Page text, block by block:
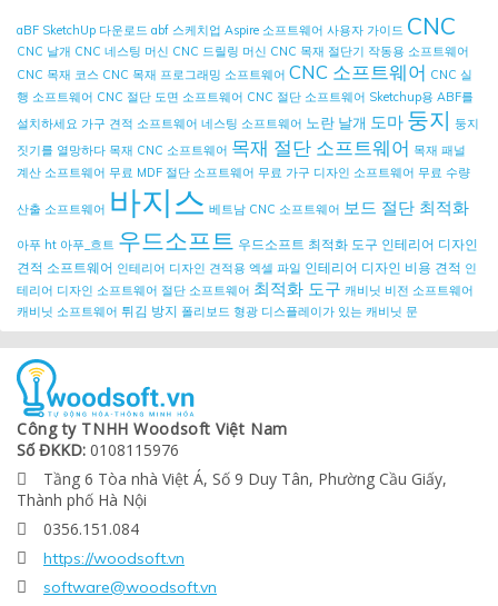
aBF SketchUp 다운로드 abf 스케치업 Aspire 소프트웨어 사용자 가이드 CNC
CNC 날개 CNC 네스팅 머신 CNC 드릴링 머신 CNC 목재 절단기 작동용 소프트웨어
CNC 목재 코스 CNC 목재 프로그래밍 소프트웨어 CNC 소프트웨어 CNC 실
행 소프트웨어 CNC 절단 도면 소프트웨어 CNC 절단 소프트웨어 Sketchup용 ABF를
설치하세요 가구 견적 소프트웨어 네스팅 소프트웨어 노란 날개 도마 둥지 둥지
짓기를 열망하다 목재 CNC 소프트웨어 목재 절단 소프트웨어 목재 패널
계산 소프트웨어 무료 MDF 절단 소프트웨어 무료 가구 디자인 소프트웨어 무료 수량
산출 소프트웨어 바지스 베트남 CNC 소프트웨어 보드 절단 최적화
아푸 ht 아푸_흐트 우드소프트 우드소프트 최적화 도구 인테리어 디자인
견적 소프트웨어 인테리어 디자인 견적용 엑셀 파일 인테리어 디자인 비용 견적 인
테리어 디자인 소프트웨어 절단 소프트웨어 최적화 도구 캐비닛 비전 소프트웨어
캐비닛 소프트웨어 튀김 방지 폴리보드 형광 디스플레이가 있는 캐비닛 문
Công ty TNHH Woodsoft Việt Nam
Số ĐKKD: 0108115976

Tầng 6 Tòa nhà Việt Á, Số 9 Duy Tân, Phường Cầu Giấy,
Thành phố Hà Nội
 0356.151.084
 https://woodsoft.vn

software@woodsoft.vn